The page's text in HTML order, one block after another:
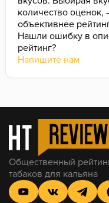
больше для неё
количество
объективнее
Нашли ошибку в
рейтинг?
Напишите нам
Общественный
табаков для кальяна